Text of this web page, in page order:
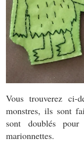
Vous trouverez ci-
monstres, ils sont
sont doublés
marionnettes.